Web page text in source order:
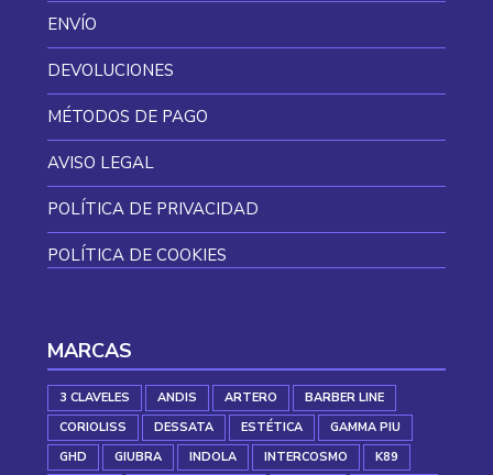
ENVÍO
DEVOLUCIONES
MÉTODOS DE PAGO
AVISO LEGAL
POLÍTICA DE PRIVACIDAD
POLÍTICA DE COOKIES
MARCAS
3 CLAVELES ANDIS ARTERO
BARBER LINE
CORIOLISS
DESSATA ESTÉTICA
GAMMA PIU
GHD
GIUBRA INDOLA INTERCOSMO
K89